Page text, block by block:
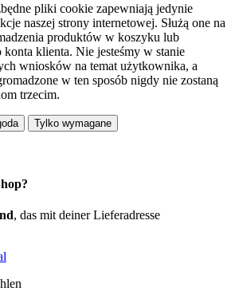
pliki cookie zapewniają jedynie
naszej strony internetowej. Służą one na
produktów w koszyku lub
konta klienta. Nie jesteśmy w stanie
wniosków na temat użytkownika, a
w ten sposób nigdy nie zostaną
trzecim.
Tylko wymagane
, das mit deiner Lieferadresse